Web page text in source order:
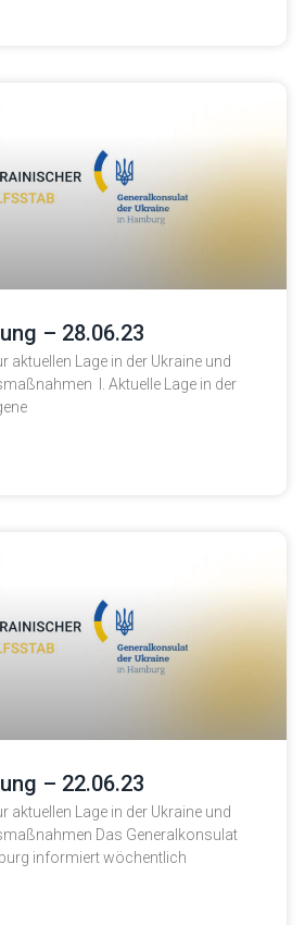
– 28.06.23
aktuellen Lage in der Ukraine und
I. Aktuelle Lage in der
– 22.06.23
aktuellen Lage in der Ukraine und
Das Generalkonsulat
informiert wöchentlich